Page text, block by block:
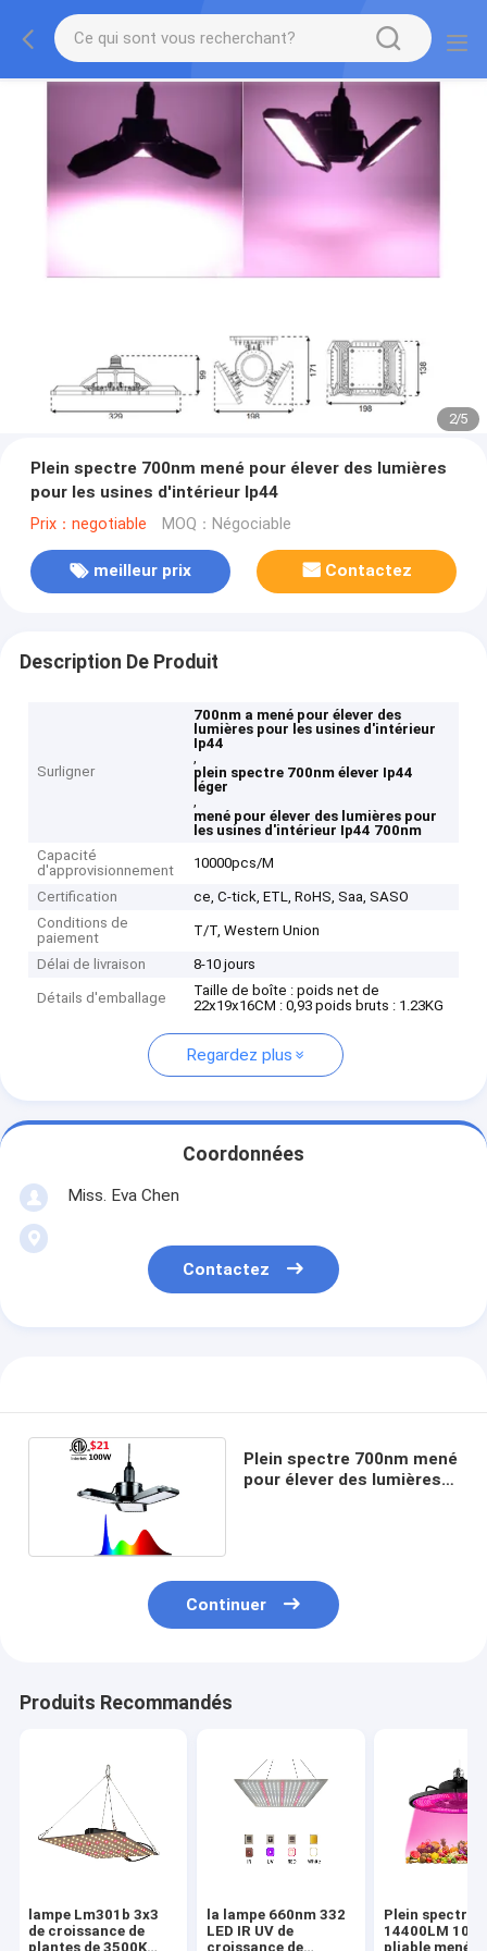
2/5
Plein spectre 700nm mené pour élever des lumières
pour les usines d'intérieur Ip44
Prix：negotiable MOQ：Négociable
meilleur prix Contactez
Description De Produit
Surligner
700nm a mené pour élever des
lumières pour les usines d'intérieur
Ip44
,
plein spectre 700nm élever Ip44
léger
,
mené pour élever des lumières pour
les usines d'intérieur Ip44 700nm
Capacité
d'approvisionnement
10000pcs/M
Certification
ce, C-tick, ETL, RoHS, Saa, SASO
Conditions de
paiement
T/T, Western Union
Délai de livraison 8-10 jours
Détails d'emballage
Taille de boîte : poids net de
22x19x16CM : 0,93 poids bruts : 1.23KG
Regardez plus
Coordonnées
Miss. Eva Chen
Contactez
Plein spectre 700nm mené
pour élever des lumières
Continuer
Produits Recommandés
lampe Lm301b 3x3
de croissance de
plantes de 3500K
la lampe 660nm 332
LED IR UV de
croissance de
Plein spectre
14400LM
pliable mené